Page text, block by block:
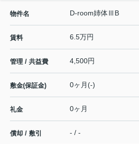
物件名 D-room姉体ⅢB
賃料 6.5万円
管理 / 共益費 4,500円
敷金(保証金) 0ヶ月(-)
礼金 0ヶ月
償却 / 敷引 - / -